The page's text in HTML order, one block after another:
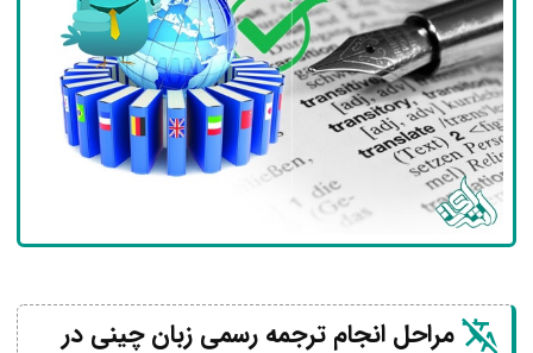
مراحل انجام ترجمه رسمی زبان چینی در